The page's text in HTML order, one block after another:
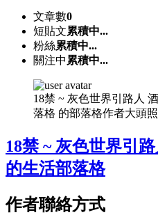
文章數0
短貼文累積中...
粉絲累積中...
關注中 累積中...
18禁 ~ 灰色世界引路人
落格 的部落格作者大頭照
18禁 ~ 灰色世界引
的生活部落格
作者聯絡方式